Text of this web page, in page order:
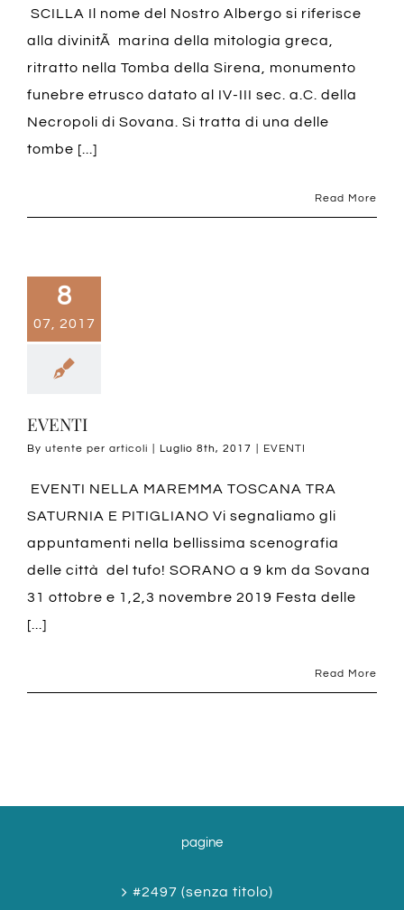
SCILLA Il nome del Nostro Albergo si riferisce
alla divinitÃ marina della mitologia greca,
ritratto nella Tomba della Sirena, monumento
funebre etrusco datato al IV-III sec. a.C. della
Necropoli di Sovana. Si tratta di una delle
tombe [...]
Read More
8
07, 2017
EVENTI
By utente per articoli Luglio 8th, 2017 EVENTI
EVENTI NELLA MAREMMA TOSCANA TRA
SATURNIA E PITIGLIANO Vi segnaliamo gli
appuntamenti nella bellissima scenografia
delle città del tufo! SORANO a 9 km da Sovana
31 ottobre e 1,2,3 novembre 2019 Festa delle
[...]
Read More
pagine
#2497 (senza titolo)